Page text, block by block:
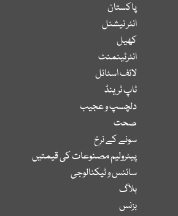
پاکستان
انٹر نیشنل
کھیل
انٹرٹینمنٹ
لائف اسٹائل
ٹاپ ٹرینڈ
دلچسپ و عجیب
صحت
سونے کے نرخ
پیٹرولیم مصنوعات کی قیمتیں
سائنس و ٹیکنالوجی
بلاگ
بزنس